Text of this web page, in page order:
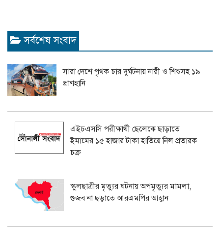
সর্বশেষ সংবাদ
সারা দেশে পৃথক চার দুর্ঘটনায় নারী ও শিশুসহ ১৯
প্রাণহানি
এইচএসসি পরীক্ষার্থী ছেলেকে ছাড়াতে
ইমামের ১৫ হাজার টাকা হাতিয়ে নিল প্রতারক
চক্র
স্কুলছাত্রীর মৃত্যুর ঘটনায় অপমৃত্যুর মামলা,
গুজব না ছড়াতে আরএমপির আহ্বান